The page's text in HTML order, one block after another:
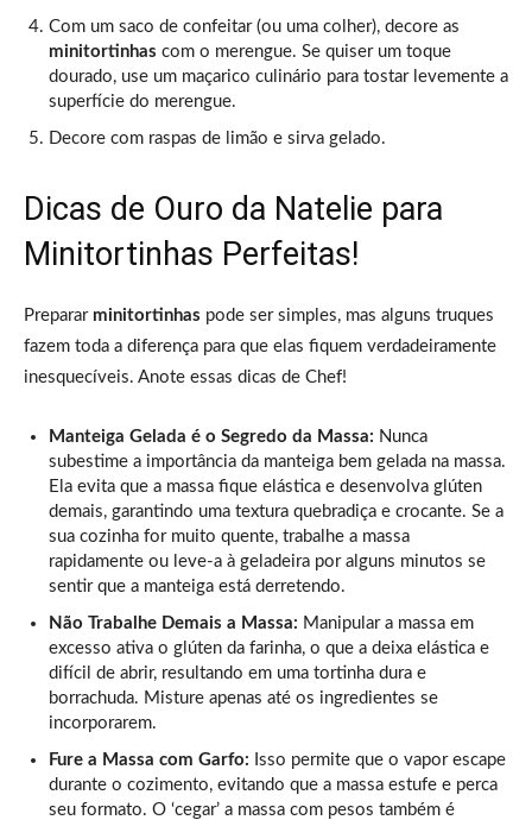
Com um saco de confeitar (ou uma colher), decore as
minitortinhas com o merengue. Se quiser um toque
dourado, use um maçarico culinário para tostar levemente a
superfície do merengue.
Decore com raspas de limão e sirva gelado.
Dicas de Ouro da Natelie para
Minitortinhas Perfeitas!
Preparar minitortinhas pode ser simples, mas alguns truques
fazem toda a diferença para que elas fiquem verdadeiramente
inesquecíveis. Anote essas dicas de Chef!
Manteiga Gelada é o Segredo da Massa: Nunca
subestime a importância da manteiga bem gelada na massa.
Ela evita que a massa fique elástica e desenvolva glúten
demais, garantindo uma textura quebradiça e crocante. Se a
sua cozinha for muito quente, trabalhe a massa
rapidamente ou leve-a à geladeira por alguns minutos se
sentir que a manteiga está derretendo.
Não Trabalhe Demais a Massa: Manipular a massa em
excesso ativa o glúten da farinha, o que a deixa elástica e
difícil de abrir, resultando em uma tortinha dura e
borrachuda. Misture apenas até os ingredientes se
incorporarem.
Fure a Massa com Garfo: Isso permite que o vapor escape
durante o cozimento, evitando que a massa estufe e perca
seu formato. O ‘cegar’ a massa com pesos também é